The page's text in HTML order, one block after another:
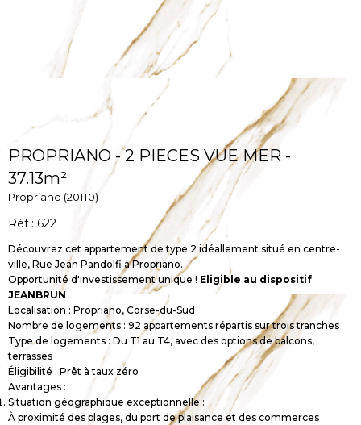
PROPRIANO - 2 PIECES VUE MER -
37.13m²
Propriano (20110)
Réf : 622
Découvrez cet appartement de type 2 idéallement situé en centre-
ville, Rue Jean Pandolfi à Propriano.
Opportunité d'investissement unique ! Eligible au dispositif
JEANBRUN
Localisation : Propriano, Corse-du-Sud
Nombre de logements : 92 appartements répartis sur trois tranches
Type de logements : Du T1 au T4, avec des options de balcons,
terrasses
Éligibilité : Prêt à taux zéro
Avantages :
Situation géographique exceptionnelle :
À proximité des plages, du port de plaisance et des commerces